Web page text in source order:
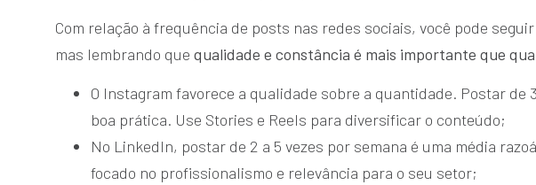
Com relação à frequência de posts nas redes sociais, você pode
mas lembrando que qualidade e constância é mais importante que
O Instagram favorece a qualidade sobre a quantidade. Postar de
boa prática. Use Stories e Reels para diversificar o conteúdo;
No LinkedIn, postar de 2 a 5 vezes por semana é uma média
focado no profissionalismo e relevância para o seu setor;